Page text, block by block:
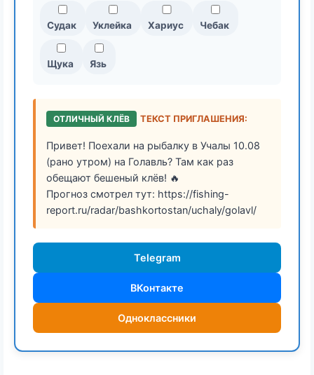
Судак Уклейка Хариус Чебак
Щука Язь
ОТЛИЧНЫЙ КЛЁВ ТЕКСТ ПРИГЛАШЕНИЯ:
Привет! Поехали на рыбалку в Учалы 10.08
(рано утром) на Голавль? Там как раз
обещают бешеный клёв! 🔥
Прогноз смотрел тут: https://fishing-
report.ru/radar/bashkortostan/uchaly/golavl/
Telegram
ВКонтакте
Одноклассники